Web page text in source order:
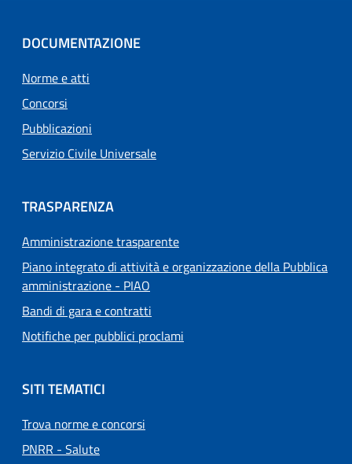
DOCUMENTAZIONE
Norme e atti
Concorsi
Pubblicazioni
Servizio Civile Universale
TRASPARENZA
Amministrazione trasparente
Piano integrato di attività e organizzazione della Pubblica
amministrazione - PIAO
Bandi di gara e contratti
Notifiche per pubblici proclami
SITI TEMATICI
Trova norme e concorsi
PNRR - Salute